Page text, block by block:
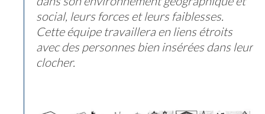
social, leurs forces et leurs faiblesses.
Cette équipe travaillera en liens étroits
avec des personnes bien insérées dans leur
clocher.